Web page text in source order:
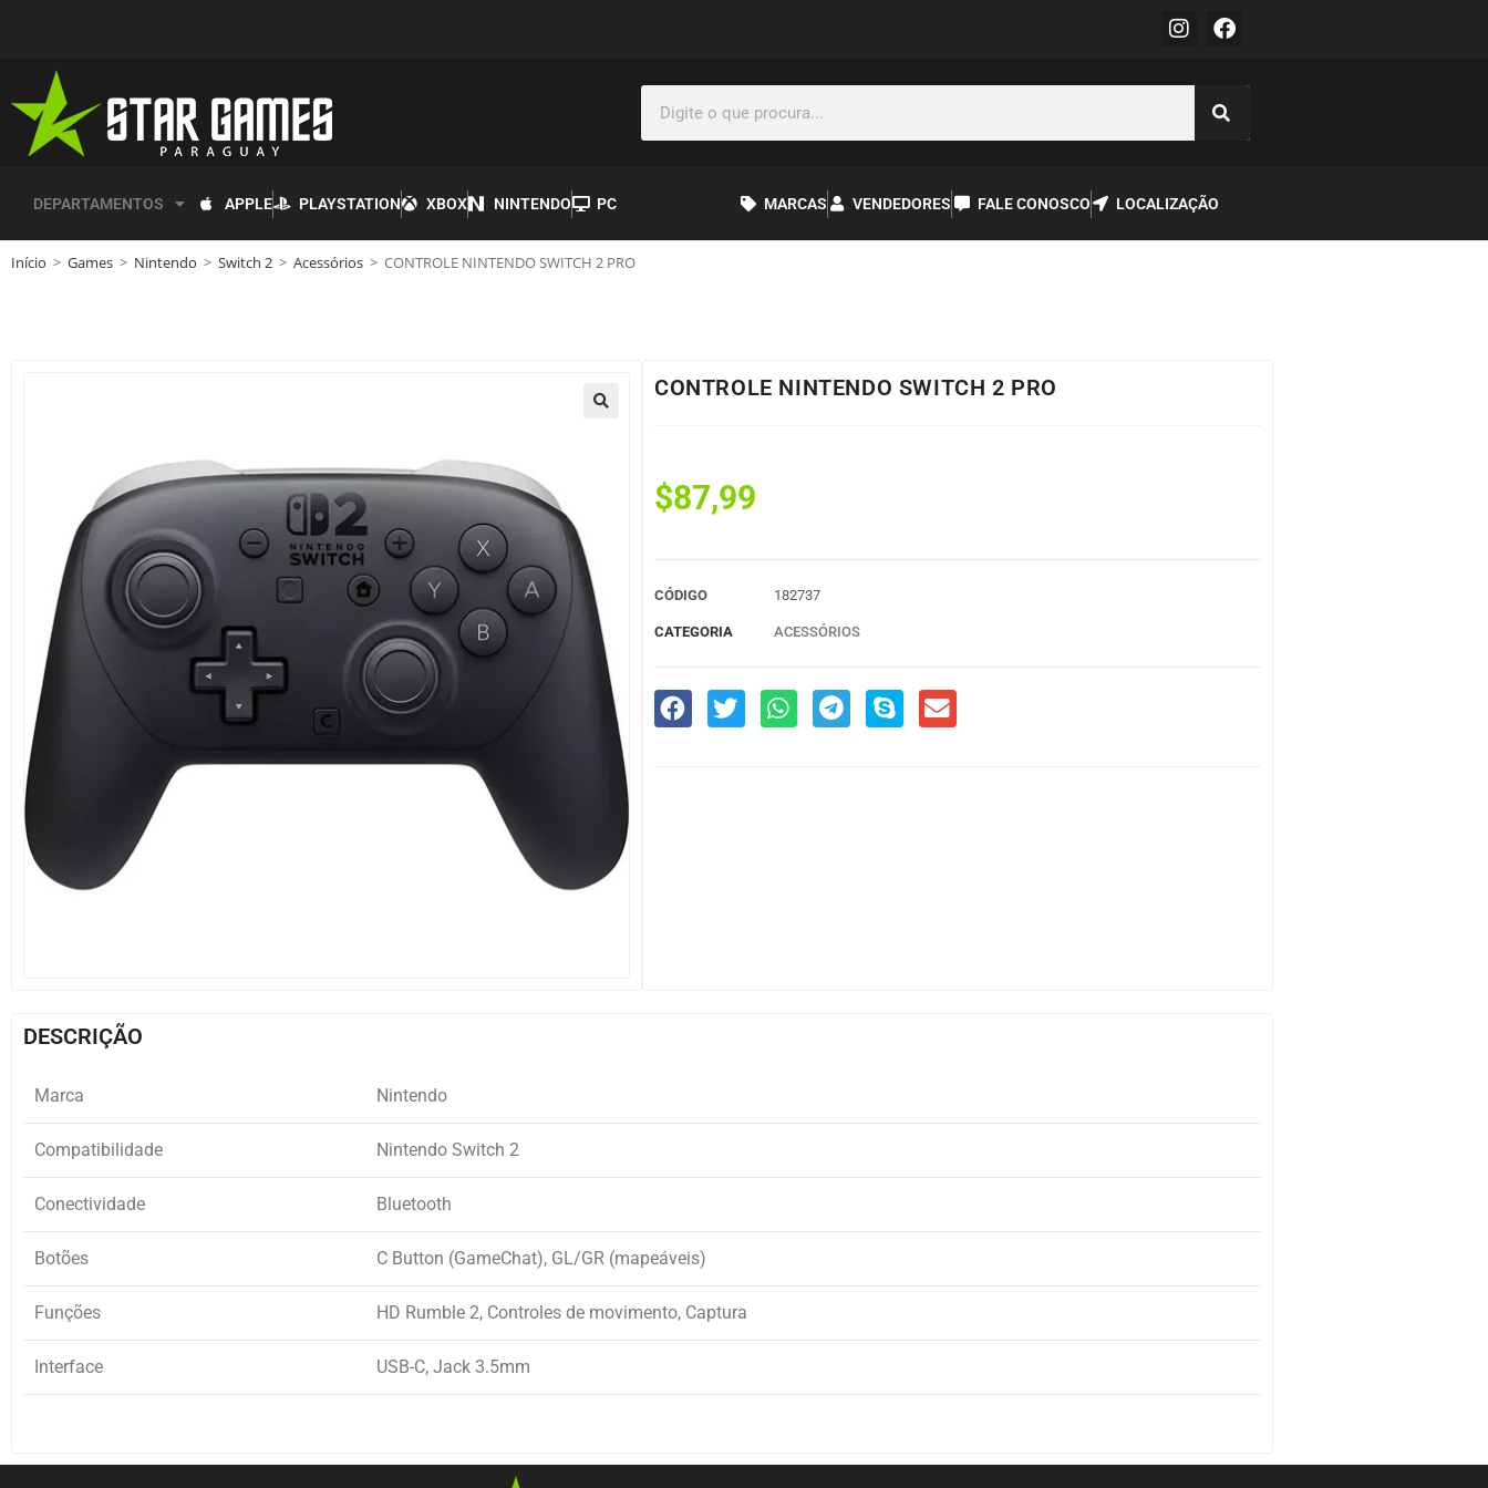
DEPARTAMENTOS APPLE PLAYSTATION XBOX NINTENDO PC MARCAS VENDEDORES FALE CONOSCO LOCALIZAÇÃO
Início > Games > Nintendo > Switch 2 > Acessórios > CONTROLE NINTENDO SWITCH 2 PRO
CONTROLE NINTENDO SWITCH 2 PRO
$87,99
CÓDIGO 182737
CATEGORIA ACESSÓRIOS
DESCRIÇÃO
Marca Nintendo
Compatibilidade Nintendo Switch 2
Conectividade Bluetooth
Botões C Button (GameChat), GL/GR (mapeáveis)
Funções HD Rumble 2, Controles de movimento, Captura
Interface USB-C, Jack 3.5mm